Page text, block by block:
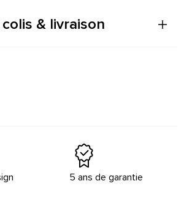
& livraison
5 ans de garantie